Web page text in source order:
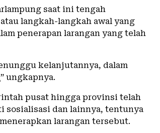
saat ini tengah
langkah-langkah awal yang
penerapan larangan yang telah
kelanjutannya, dalam
ungkapnya.
pusat hingga provinsi telah
sosialisasi dan lainnya, tentunya
larangan tersebut.